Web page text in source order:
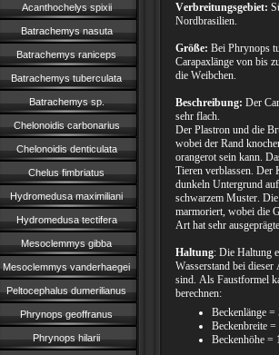
Acanthochelys spixii
Batrachemys nasuta
Batrachemys raniceps
Batrachemys tuberculata
Batrachemys sp.
Chelonoidis carbonarius
Chelonoidis denticulata
Chelus fimbriatus
Hydromedusa maximiliani
Hydromedusa tectifera
Mesoclemmys gibba
Mesoclemmys vanderhaegei
Peltocephalus dumerilianus
Phrynops geoffranus
Phrynops hilarii
Verbreitungsgebiet:
Nordbrasilien.
Größe: Bei Phrynops
Carapaxlänge von bis
die Weibchen.
Beschreibung: Der
sehr flach.
Der Plastron und die
wobei der Rand
orangerot sein kann.
Tieren verblassen. Der
dunkeln Untergrund
schwarzem Muster.
marmoriert, wobei die
Art hat sehr
Haltung: Die Haltung
Wasserstand bei
sind. Als Faustformel
berechnen:
Beckenlänge =
Beckenbreite =
Beckenhöhe =